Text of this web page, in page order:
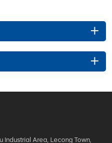
Industrial Area, Lecong Town,